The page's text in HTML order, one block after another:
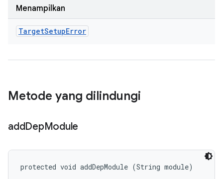
Menampilkan
TargetSetupError
Metode yang dilindungi
addDepModule
protected void addDepModule (String module)